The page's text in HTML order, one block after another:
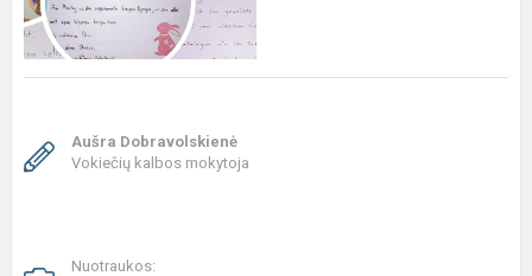
Aušra Dobravolskienė
Vokiečių kalbos mokytoja
Nuotraukos: